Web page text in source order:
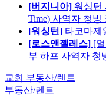
[버지니아] 워싱턴
Time) 사역자 청빙
[워싱턴] 타코마제
[로스앤젤레스] [
부 하프 사역자 청
교회 부동산/렌트
부동산/렌트